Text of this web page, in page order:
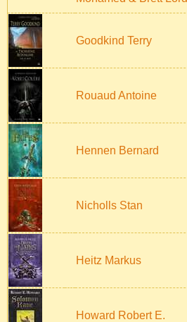
Goodkind Terry
Rouaud Antoine
Hennen Bernard
Nicholls Stan
Heitz Markus
Howard Robert E.